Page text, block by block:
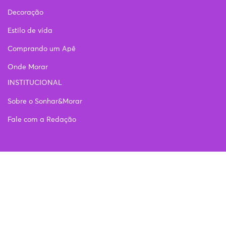
Decoração
Estilo de vida
Comprando um Apê
Onde Morar
INSTITUCIONAL
Sobre o Sonhar&Morar
Fale com a Redação